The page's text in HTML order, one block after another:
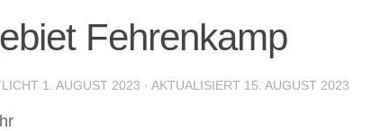
Fehrenkamp
1. AUGUST 2023 · AKTUALISIERT 15. AUGUST 2023